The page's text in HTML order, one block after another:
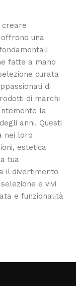
una
fatte a mano
curata
di
di marchi
la
anni. Questi
nei loro
estetica
tua
il divertimento
e vivi
e funzionalità